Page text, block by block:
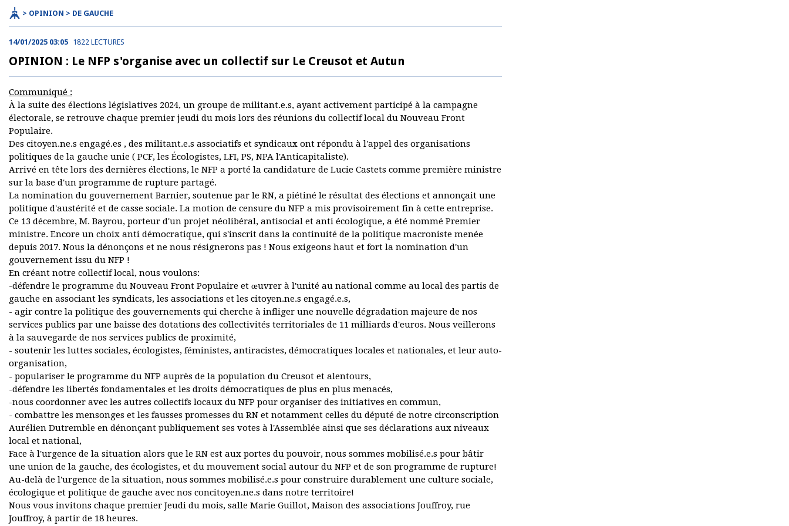
> OPINION > DE GAUCHE
14/01/2025 03:05 1822 LECTURES
OPINION : Le NFP s'organise avec un collectif sur Le Creusot et Autun
Communiqué :
À la suite des élections législatives 2024, un groupe de militant.e.s, ayant activement participé à la campagne
électorale, se retrouve chaque premier jeudi du mois lors des réunions du collectif local du Nouveau Front
Populaire.
Des citoyen.ne.s engagé.es , des militant.e.s associatifs et syndicaux ont répondu à l'appel des organisations
politiques de la gauche unie ( PCF, les Écologistes, LFI, PS, NPA l'Anticapitaliste).
Arrivé en tête lors des dernières élections, le NFP a porté la candidature de Lucie Castets comme première ministre
sur la base d'un programme de rupture partagé.
La nomination du gouvernement Barnier, soutenue par le RN, a piétiné le résultat des élections et annonçait une
politique d'austérité et de casse sociale. La motion de censure du NFP a mis provisoirement fin à cette entreprise.
Ce 13 décembre, M. Bayrou, porteur d'un projet néolibéral, antisocial et anti écologique, a été nommé Premier
ministre. Encore un choix anti démocratique, qui s'inscrit dans la continuité de la politique macroniste menée
depuis 2017. Nous la dénonçons et ne nous résignerons pas ! Nous exigeons haut et fort la nomination d'un
gouvernement issu du NFP !
En créant notre collectif local, nous voulons:
-défendre le programme du Nouveau Front Populaire et œuvrer à l'unité au national comme au local des partis de
gauche en associant les syndicats, les associations et les citoyen.ne.s engagé.e.s,
- agir contre la politique des gouvernements qui cherche à infliger une nouvelle dégradation majeure de nos
services publics par une baisse des dotations des collectivités territoriales de 11 milliards d'euros. Nous veillerons
à la sauvegarde de nos services publics de proximité,
- soutenir les luttes sociales, écologistes, féministes, antiracistes, démocratiques locales et nationales, et leur auto-
organisation,
- populariser le programme du NFP auprès de la population du Creusot et alentours,
-défendre les libertés fondamentales et les droits démocratiques de plus en plus menacés,
-nous coordonner avec les autres collectifs locaux du NFP pour organiser des initiatives en commun,
- combattre les mensonges et les fausses promesses du RN et notamment celles du député de notre circonscription
Aurélien Dutremble en dénonçant publiquement ses votes à l'Assemblée ainsi que ses déclarations aux niveaux
local et national,
Face à l'urgence de la situation alors que le RN est aux portes du pouvoir, nous sommes mobilisé.e.s pour bâtir
une union de la gauche, des écologistes, et du mouvement social autour du NFP et de son programme de rupture!
Au-delà de l'urgence de la situation, nous sommes mobilisé.e.s pour construire durablement une culture sociale,
écologique et politique de gauche avec nos concitoyen.ne.s dans notre territoire!
Nous vous invitons chaque premier Jeudi du mois, salle Marie Guillot, Maison des associations Jouffroy, rue
Jouffroy, à partir de 18 heures.